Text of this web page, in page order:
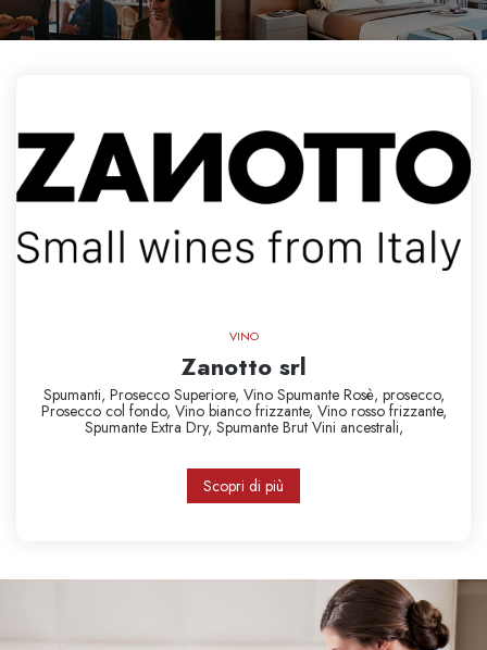
VINO
Zanotto srl
Spumanti, Prosecco Superiore, Vino Spumante Rosè, prosecco,
Prosecco col fondo, Vino bianco frizzante, Vino rosso frizzante,
Spumante Extra Dry, Spumante Brut Vini ancestrali,
Scopri di più